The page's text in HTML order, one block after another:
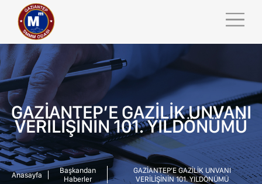
ANASAYFA
KURUMSAL
KURUMSAL
GSMMMO TV
GAZİANTEP’E GAZİLİK UNVANI
VERİLİŞİNİN 101. YILDÖNÜMÜ
Anasayfa
Başkandan
Haberler
GAZİANTEP’E GAZİLİK UNVANI
VERİLİŞİNİN 101. YILDÖNÜMÜ